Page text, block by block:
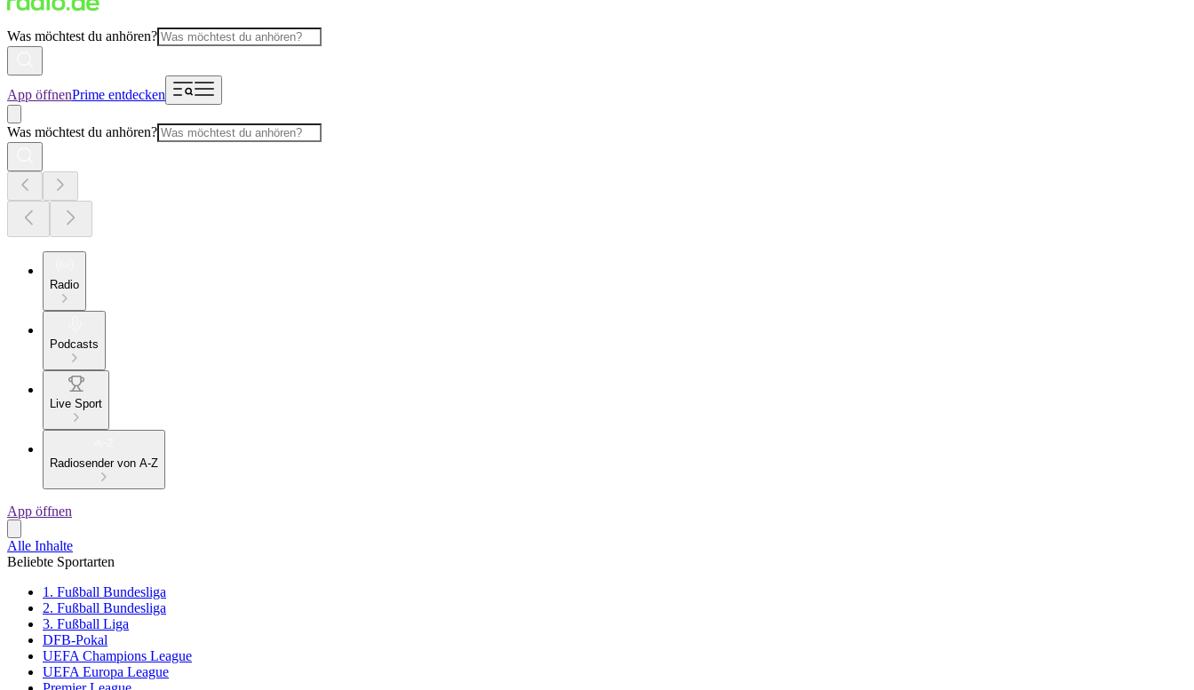
Was möchtest du anhören?
App öffnenPrime entdecken
Was möchtest du anhören?
Radio
Podcasts
Live Sport
Radiosender von A-Z
App öffnen
Alle Inhalte
Beliebte Sportarten
1. Fußball Bundesliga
2. Fußball Bundesliga
3. Fußball Liga
DFB-Pokal
UEFA Champions League
UEFA Europa League